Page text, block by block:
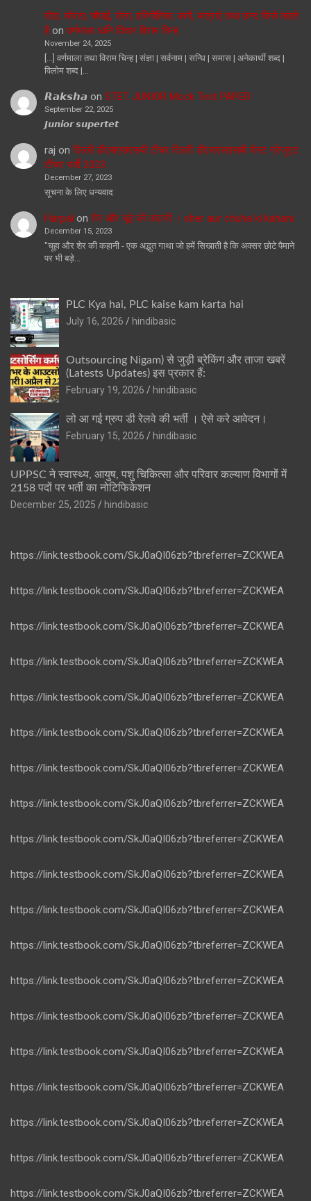
दोहा, सोरठा, चौपाई, रोला, हरिगीतिका, बरवै, मात्राएं तथा छन्द किसे कहते
हैंon वर्णमाला ध्वनि विचार विराम चिन्ह
November 24, 2025
[…] वर्णमाला तथा विराम चिन्ह | संज्ञा | सर्वनाम | सन्धि | समास | अनेकार्थी शब्द |
विलोम शब्द |…
𝙍𝙖𝙠𝙨𝙝𝙖 on STET JUNIOR Mock Test PAPER
September 22, 2025
𝙅𝙪𝙣𝙞𝙤𝙧 𝙨𝙪𝙥𝙚𝙧𝙩𝙚𝙩
raj on दिल्ली डीएसएसएसबी टीचर दिल्ली डीएसएसएसबी पोस्ट ग्रेजुएट
टीचर भर्ती 2023
December 27, 2023
सूचना के लिए धन्यवाद
Harpal on शेर और चूहे की कहानी । sher aur chuha ki kahani
December 15, 2023
"चूहा और शेर की कहानी - एक अद्भुत गाथा जो हमें सिखाती है कि अक्सर छोटे पैमाने
पर भी बड़े…
PLC Kya hai, PLC kaise kam karta hai
July 16, 2026
hindibasic
Outsourcing Nigam) से जुड़ी ब्रेकिंग और ताजा खबरें
(Latests Updates) इस प्रकार हैं:
February 19, 2026
hindibasic
लो आ गई ग्रुप डी रेलवे की भर्ती । ऐसे करे आवेदन।
February 15, 2026
hindibasic
UPPSC ने स्वास्थ्य, आयुष, पशु चिकित्सा और परिवार कल्याण विभागों में
2158 पदों पर भर्ती का नोटिफिकेशन
December 25, 2025
hindibasic
https://link.testbook.com/SkJ0aQI06zb?tbreferrer=ZCKWEA
https://link.testbook.com/SkJ0aQI06zb?tbreferrer=ZCKWEA
https://link.testbook.com/SkJ0aQI06zb?tbreferrer=ZCKWEA
https://link.testbook.com/SkJ0aQI06zb?tbreferrer=ZCKWEA
https://link.testbook.com/SkJ0aQI06zb?tbreferrer=ZCKWEA
https://link.testbook.com/SkJ0aQI06zb?tbreferrer=ZCKWEA
https://link.testbook.com/SkJ0aQI06zb?tbreferrer=ZCKWEA
https://link.testbook.com/SkJ0aQI06zb?tbreferrer=ZCKWEA
https://link.testbook.com/SkJ0aQI06zb?tbreferrer=ZCKWEA
https://link.testbook.com/SkJ0aQI06zb?tbreferrer=ZCKWEA
https://link.testbook.com/SkJ0aQI06zb?tbreferrer=ZCKWEA
https://link.testbook.com/SkJ0aQI06zb?tbreferrer=ZCKWEA
https://link.testbook.com/SkJ0aQI06zb?tbreferrer=ZCKWEA
https://link.testbook.com/SkJ0aQI06zb?tbreferrer=ZCKWEA
https://link.testbook.com/SkJ0aQI06zb?tbreferrer=ZCKWEA
https://link.testbook.com/SkJ0aQI06zb?tbreferrer=ZCKWEA
https://link.testbook.com/SkJ0aQI06zb?tbreferrer=ZCKWEA
https://link.testbook.com/SkJ0aQI06zb?tbreferrer=ZCKWEA
https://link.testbook.com/SkJ0aQI06zb?tbreferrer=ZCKWEA